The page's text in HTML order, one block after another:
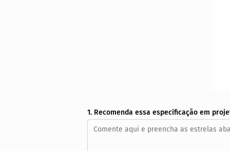
1. Recomenda essa especificação em